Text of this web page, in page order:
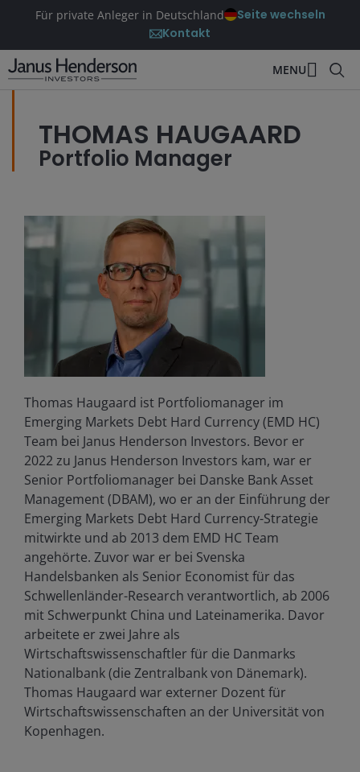
Für private Anleger in Deutschland
Seite wechseln
Kontakt
MENU
THOMAS HAUGAARD
Portfolio Manager
Thomas Haugaard ist Portfoliomanager im
Emerging Markets Debt Hard Currency (EMD HC)
Team bei Janus Henderson Investors. Bevor er
2022 zu Janus Henderson Investors kam, war er
Senior Portfoliomanager bei Danske Bank Asset
Management (DBAM), wo er an der Einführung der
Emerging Markets Debt Hard Currency-Strategie
mitwirkte und ab 2013 dem EMD HC Team
angehörte. Zuvor war er bei Svenska
Handelsbanken als Senior Economist für das
Schwellenländer-Research verantwortlich, ab 2006
mit Schwerpunkt China und Lateinamerika. Davor
arbeitete er zwei Jahre als
Wirtschaftswissenschaftler für die Danmarks
Nationalbank (die Zentralbank von Dänemark).
Thomas Haugaard war externer Dozent für
Wirtschaftswissenschaften an der Universität von
Kopenhagen.